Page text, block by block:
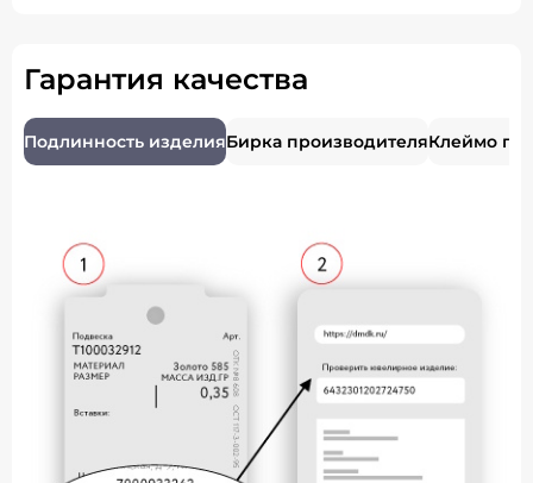
Гарантия качества
Подлинность изделияБирка производителяКлеймо